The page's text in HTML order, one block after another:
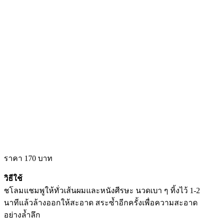
ราคา 170 บาท
วิธีใช้
ชโลมแชมพูให้ทั่วเส้นผมและหนังศีรษะ นวดเบา ๆ ทิ้งไว้ 1-2
นาทีแล้วล้างออกให้สะอาด สระซ้ำอีกครั้งเพื่อความสะอาด
อย่างล้ำลึก